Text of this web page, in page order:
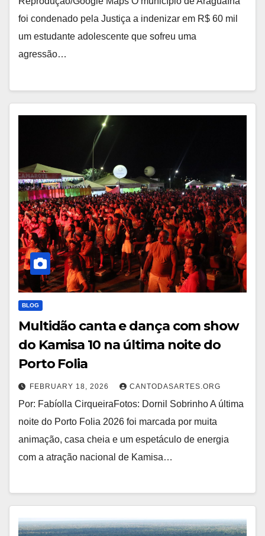
foi condenado pela Justiça a indenizar em R$ 60 mil
um estudante adolescente que sofreu uma
agressão…
BLOG
Multidão canta e dança com show
do Kamisa 10 na última noite do
Porto Folia
FEBRUARY 18, 2026 CANTODASARTES.ORG
Por: Fabíolla CirqueiraFotos: Dornil Sobrinho A última
noite do Porto Folia 2026 foi marcada por muita
animação, casa cheia e um espetáculo de energia
com a atração nacional de Kamisa…